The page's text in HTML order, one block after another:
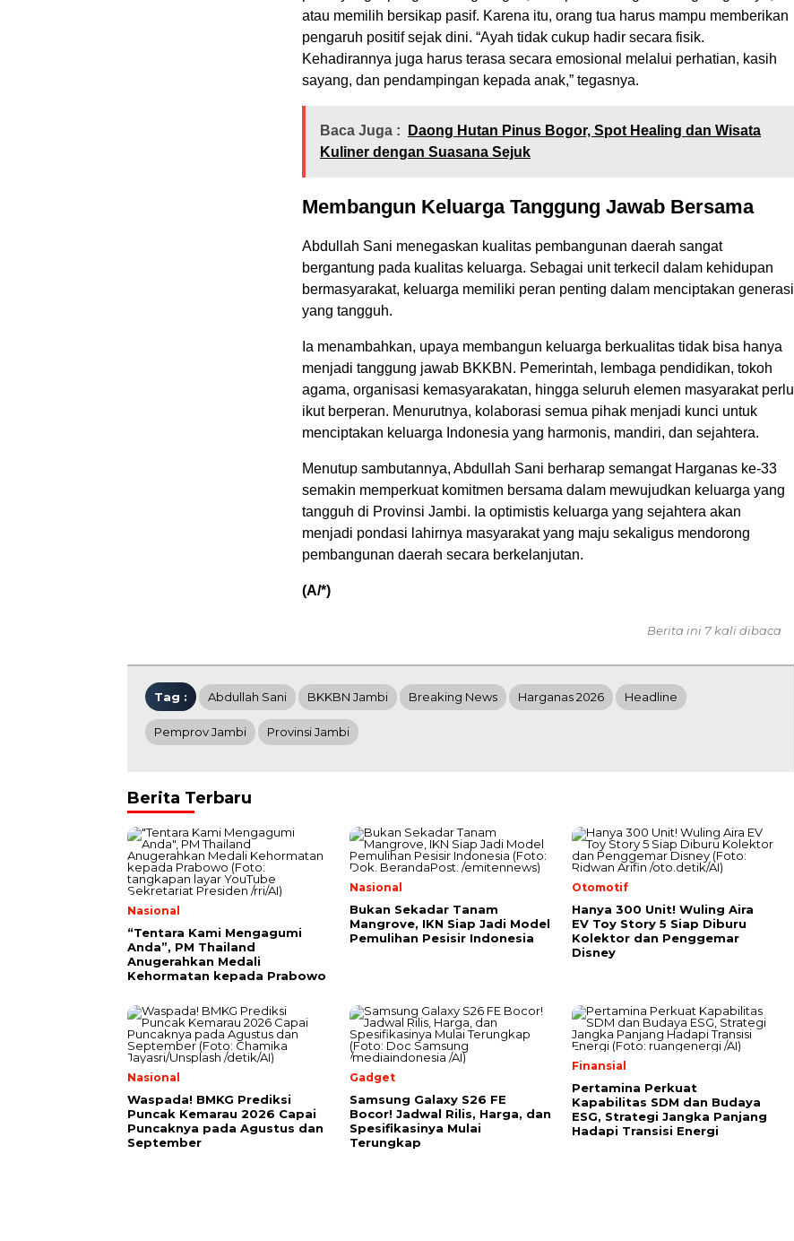
atau memilih bersikap pasif. Karena itu, orang tua harus mampu memberikan
pengaruh positif sejak dini. “Ayah tidak cukup hadir secara fisik.
Kehadirannya juga harus terasa secara emosional melalui perhatian, kasih
sayang, dan pendampingan kepada anak,” tegasnya.
Baca Juga :
Daong Hutan Pinus Bogor, Spot Healing dan Wisata
Kuliner dengan Suasana Sejuk
Membangun Keluarga Tanggung Jawab Bersama
Abdullah Sani menegaskan kualitas pembangunan daerah sangat
bergantung pada kualitas keluarga. Sebagai unit terkecil dalam kehidupan
bermasyarakat, keluarga memiliki peran penting dalam menciptakan generasi
yang tangguh.
Ia menambahkan, upaya membangun keluarga berkualitas tidak bisa hanya
menjadi tanggung jawab BKKBN. Pemerintah, lembaga pendidikan, tokoh
agama, organisasi kemasyarakatan, hingga seluruh elemen masyarakat perlu
ikut berperan. Menurutnya, kolaborasi semua pihak menjadi kunci untuk
menciptakan keluarga Indonesia yang harmonis, mandiri, dan sejahtera.
Menutup sambutannya, Abdullah Sani berharap semangat Harganas ke-33
semakin memperkuat komitmen bersama dalam mewujudkan keluarga yang
tangguh di Provinsi Jambi. Ia optimistis keluarga yang sejahtera akan
menjadi pondasi lahirnya masyarakat yang maju sekaligus mendorong
pembangunan daerah secara berkelanjutan.
(A/*)
Berita ini 7 kali dibaca
Tag : Abdullah Sani BKKBN Jambi Breaking News Harganas 2026 Headline
Pemprov Jambi Provinsi Jambi
Berita Terbaru
Nasional
“Tentara Kami Mengagumi
Anda”, PM Thailand
Anugerahkan Medali
Kehormatan kepada Prabowo
Nasional
Bukan Sekadar Tanam
Mangrove, IKN Siap Jadi Model
Pemulihan Pesisir Indonesia
Otomotif
Hanya 300 Unit! Wuling Aira
EV Toy Story 5 Siap Diburu
Kolektor dan Penggemar
Disney
Nasional
Waspada! BMKG Prediksi
Puncak Kemarau 2026 Capai
Puncaknya pada Agustus dan
September
Gadget
Samsung Galaxy S26 FE
Bocor! Jadwal Rilis, Harga, dan
Spesifikasinya Mulai
Terungkap
Finansial
Pertamina Perkuat
Kapabilitas SDM dan Budaya
ESG, Strategi Jangka Panjang
Hadapi Transisi Energi